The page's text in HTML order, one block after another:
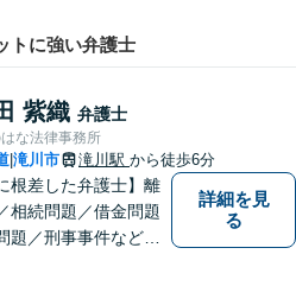
トに強い弁護士
紫織 弁護士
な法律事務所
滝川市 滝川駅 から徒歩6分
根差した弁護士】離
相続問題／借金問題
題／刑事事件など、
詳細を見
る